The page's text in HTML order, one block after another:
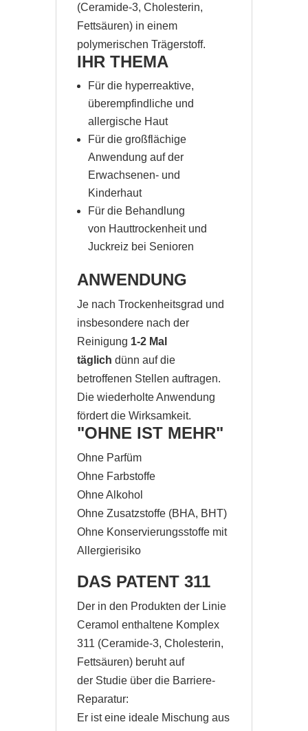
(Ceramide-3, Cholesterin,
Fettsäuren) in einem
polymerischen Trägerstoff.
IHR THEMA
Für die hyperreaktive,
überempfindliche und
allergische Haut
Für die großflächige
Anwendung auf der
Erwachsenen- und
Kinderhaut
Für die Behandlung
von Hauttrockenheit und
Juckreiz bei Senioren
ANWENDUNG
Je nach Trockenheitsgrad und
insbesondere nach der
Reinigung 1-2 Mal
täglich dünn auf die
betroffenen Stellen auftragen.
Die wiederholte Anwendung
fördert die Wirksamkeit.
"OHNE IST MEHR"
Ohne Parfüm
Ohne Farbstoffe
Ohne Alkohol
Ohne Zusatzstoffe (BHA, BHT)
Ohne Konservierungsstoffe mit
Allergierisiko
DAS PATENT 311
Der in den Produkten der Linie
Ceramol enthaltene Komplex
311 (Ceramide-3, Cholesterin,
Fettsäuren) beruht auf
der Studie über die Barriere-
Reparatur:
Er ist eine ideale Mischung aus